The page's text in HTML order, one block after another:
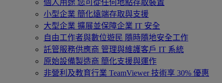
個人用途 您可從任何地點存取裝置
小型企業 簡化遠端存取與支援
大型企業 擴展並保障企業 IT 安全
自由工作者與數位遊民 隨時隨地安全工作
託管服務供應商 管理與維護客戶 IT 系統
原始設備製造商 簡化支援與運作
非營利及教育行業 TeamViewer 技術享 30% 優惠